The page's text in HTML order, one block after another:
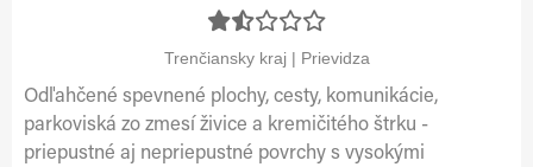
Trenčiansky kraj | Prievidza
Odľahčené spevnené plochy, cesty, komunikácie,
parkoviská zo zmesí živice a kremičitého štrku -
priepustné aj nepriepustné povrchy s vysokými